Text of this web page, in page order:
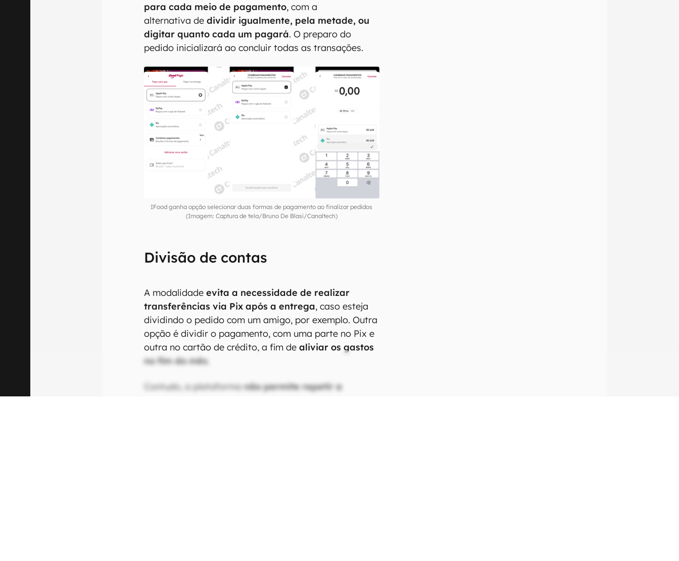
para cada meio de pagamento, com a
alternativa dedividir igualmente, pela metade, ou
digitar quanto cada um pagará. O preparo do
pedido inicializará ao concluir todas as transações.
IFood ganha opção selecionar duas formas de pagamento ao finalizar pedidos
(Imagem: Captura de tela/Bruno De Blasi/Canaltech)
Divisão de contas